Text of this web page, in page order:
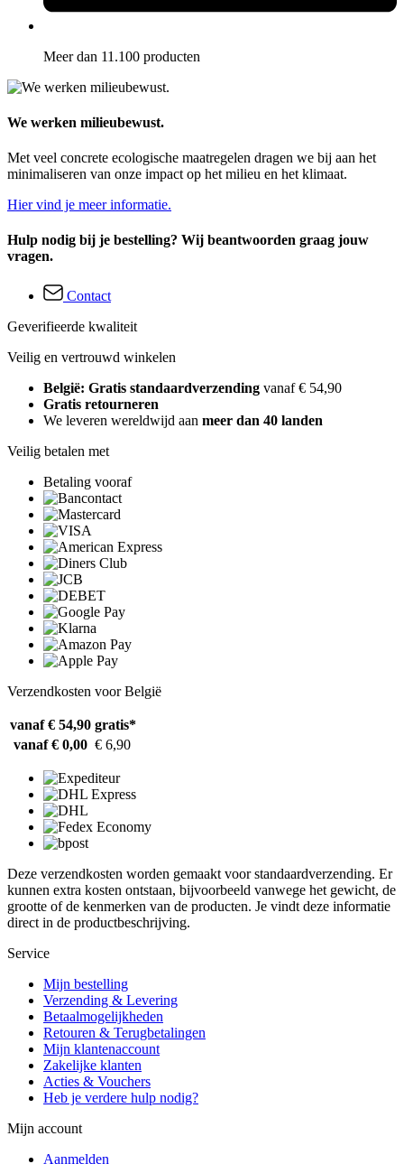
Meer dan 11.100 producten
We werken milieubewust.
Met veel concrete ecologische maatregelen dragen we bij aan het
minimaliseren van onze impact op het milieu en het klimaat.
Hier vind je meer informatie.
Hulp nodig bij je bestelling? Wij beantwoorden graag jouw
vragen.
Contact
Geverifieerde kwaliteit
Veilig en vertrouwd winkelen
België: Gratis standaardverzending vanaf € 54,90
Gratis retourneren
We leveren wereldwijd aan meer dan 40 landen
Veilig betalen met
Betaling vooraf
Verzendkosten voor België
vanaf € 54,90 gratis*
vanaf € 0,00 € 6,90
Deze verzendkosten worden gemaakt voor standaardverzending. Er
kunnen extra kosten ontstaan, bijvoorbeeld vanwege het gewicht, de
grootte of de kenmerken van de producten. Je vindt deze informatie
direct in de productbeschrijving.
Service
Mijn bestelling
Verzending & Levering
Betaalmogelijkheden
Retouren & Terugbetalingen
Mijn klantenaccount
Zakelijke klanten
Acties & Vouchers
Heb je verdere hulp nodig?
Mijn account
Aanmelden